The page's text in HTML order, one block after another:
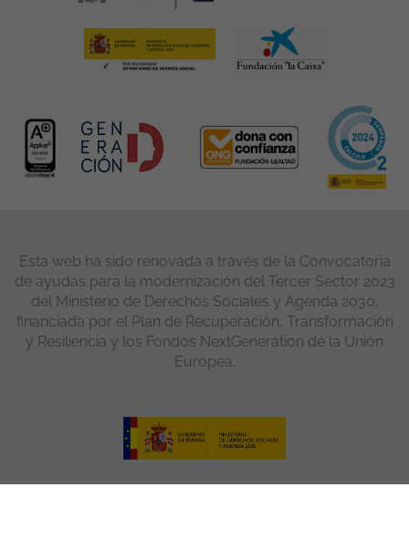
Esta web ha sido renovada a través de la Convocatoria
de ayudas para la modernización del Tercer Sector 2023
del Ministerio de Derechos Sociales y Agenda 2030,
financiada por el Plan de Recuperación, Transformación
y Resiliencia y los Fondos NextGeneration de la Unión
Europea.